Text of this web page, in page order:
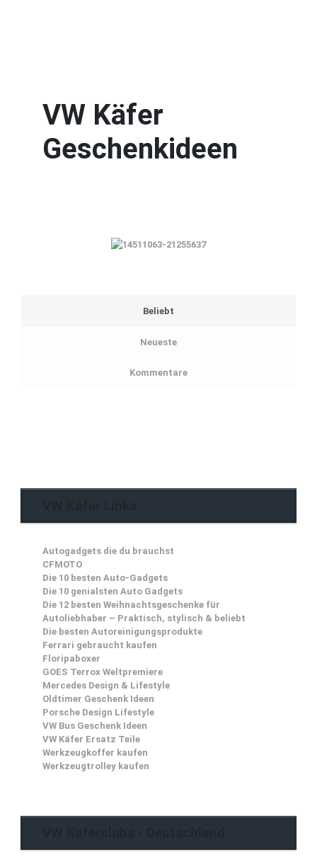
VW Käfer
Geschenkideen
Beliebt
Neueste
Kommentare
Autogadgets die du brauchst
CFMOTO
Die 10 besten Auto-Gadgets
Die 10 genialsten Auto Gadgets
Die 12 besten Weihnachtsgeschenke für
Autoliebhaber – Praktisch, stylisch & beliebt
Die besten Autoreinigungsprodukte
Ferrari gebraucht kaufen
Floripaboxer
GOES Terrox Weltpremiere
Mercedes Design & Lifestyle
Oldtimer Geschenk Ideen
Porsche Design Lifestyle
VW Bus Geschenk Ideen
VW Käfer Ersatz Teile
Werkzeugkoffer kaufen
Werkzeugtrolley kaufen